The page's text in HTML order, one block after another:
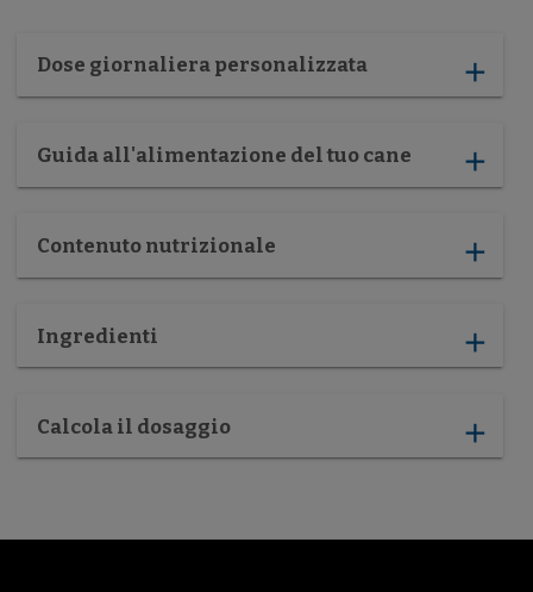
Dose giornaliera personalizzata add
Guida all'alimentazione del tuo cane add
Contenuto nutrizionale add
Ingredienti add
Calcola il dosaggio add